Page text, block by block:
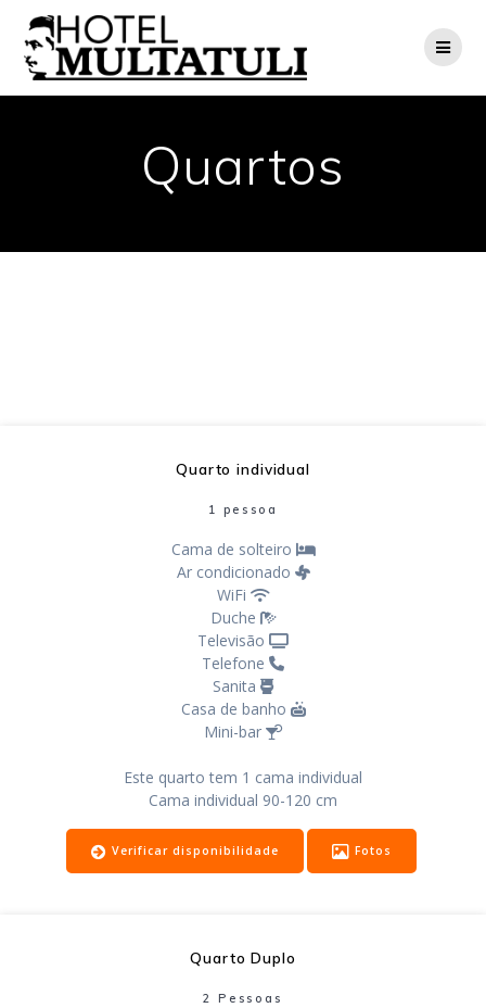
content
Quartos
Quarto individual
1 pessoa
Cama de solteiro
Ar condicionado
WiFi
Duche
Televisão
Telefone
Sanita
Casa de banho
Mini-bar
Este quarto tem 1 cama individual
Cama individual 90-120 cm
Verificar disponibilidade Fotos
Quarto Duplo
2 Pessoas